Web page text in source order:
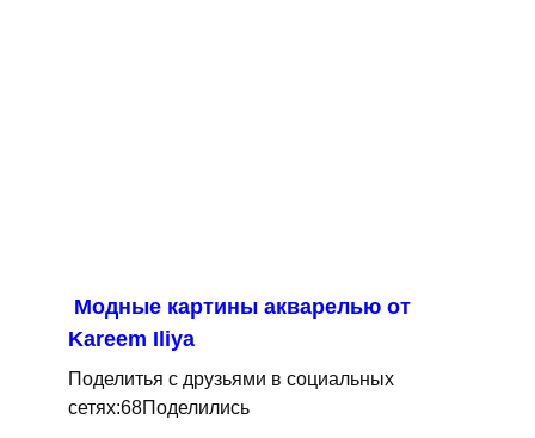
Модные картины акварелью от
Kareem Iliya
Поделитья с друзьями в социальных
сетях:68Поделились